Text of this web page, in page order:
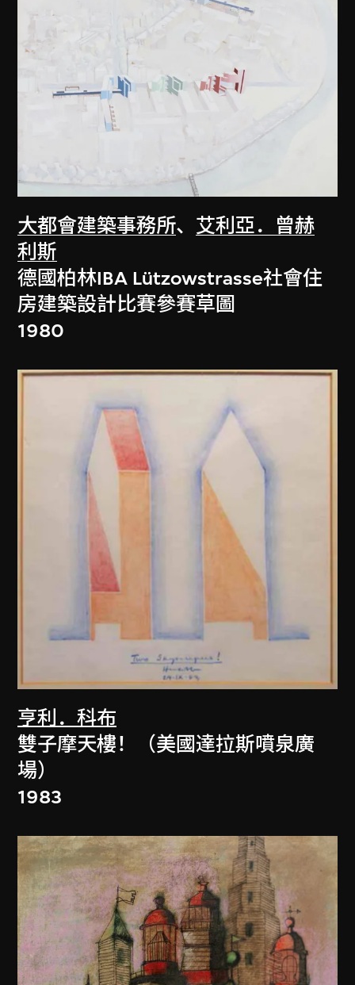
大都會建築事務所、 艾利亞．曾赫
利斯
德國柏林IBA Lützowstrasse社會住
房建築設計比賽參賽草圖
1980
亨利．科布
雙子摩天樓！（美國達拉斯噴泉廣
場）
1983